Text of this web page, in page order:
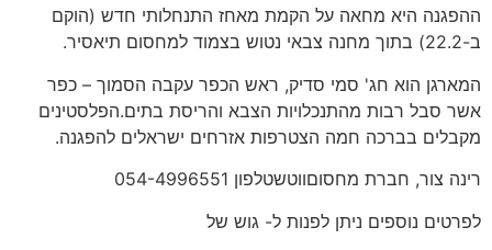
ההפגנה היא מחאה על הקמת מאחז התנחלותי חדש (הוקם
ב-22.2) בתוך מחנה צבאי נטוש בצמוד למחסום תיאסיר.
המארגן הוא חג' סמי סדיק, ראש הכפר עקבה הסמוך – כפר
אשר סבל רבות מהתנכלויות הצבא והריסת בתים.הפלסטינים
מקבלים בברכה חמה הצטרפות אזרחים ישראלים להפגנה.
רינה צור, חברת מחסוםווטשטלפון 054-4996551
לפרטים נוספים ניתן לפנות ל- גוש של